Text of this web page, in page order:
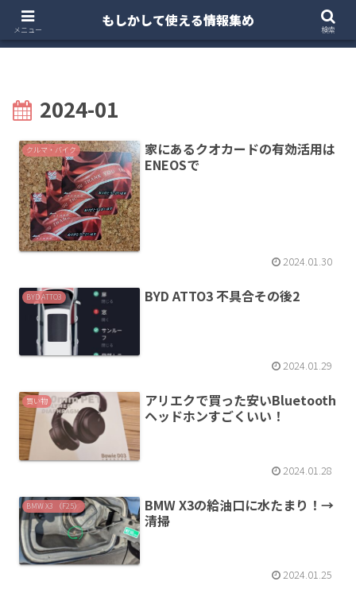
ホーム 注文住宅
2024-01
クルマ・バイク
家にあるクオカードの有効活用は
ENEOSで
2024.01.30
BYD ATTO3 BYD ATTO3 不具合その後2
2024.01.29
買い物
アリエクで買った安いBluetooth
ヘッドホンすごくいい！
2024.01.28
BMW X3 （F25）
BMW X3の給油口に水たまり！→
清掃
2024.01.25
メニュー
もしかして使える情報集め
検索